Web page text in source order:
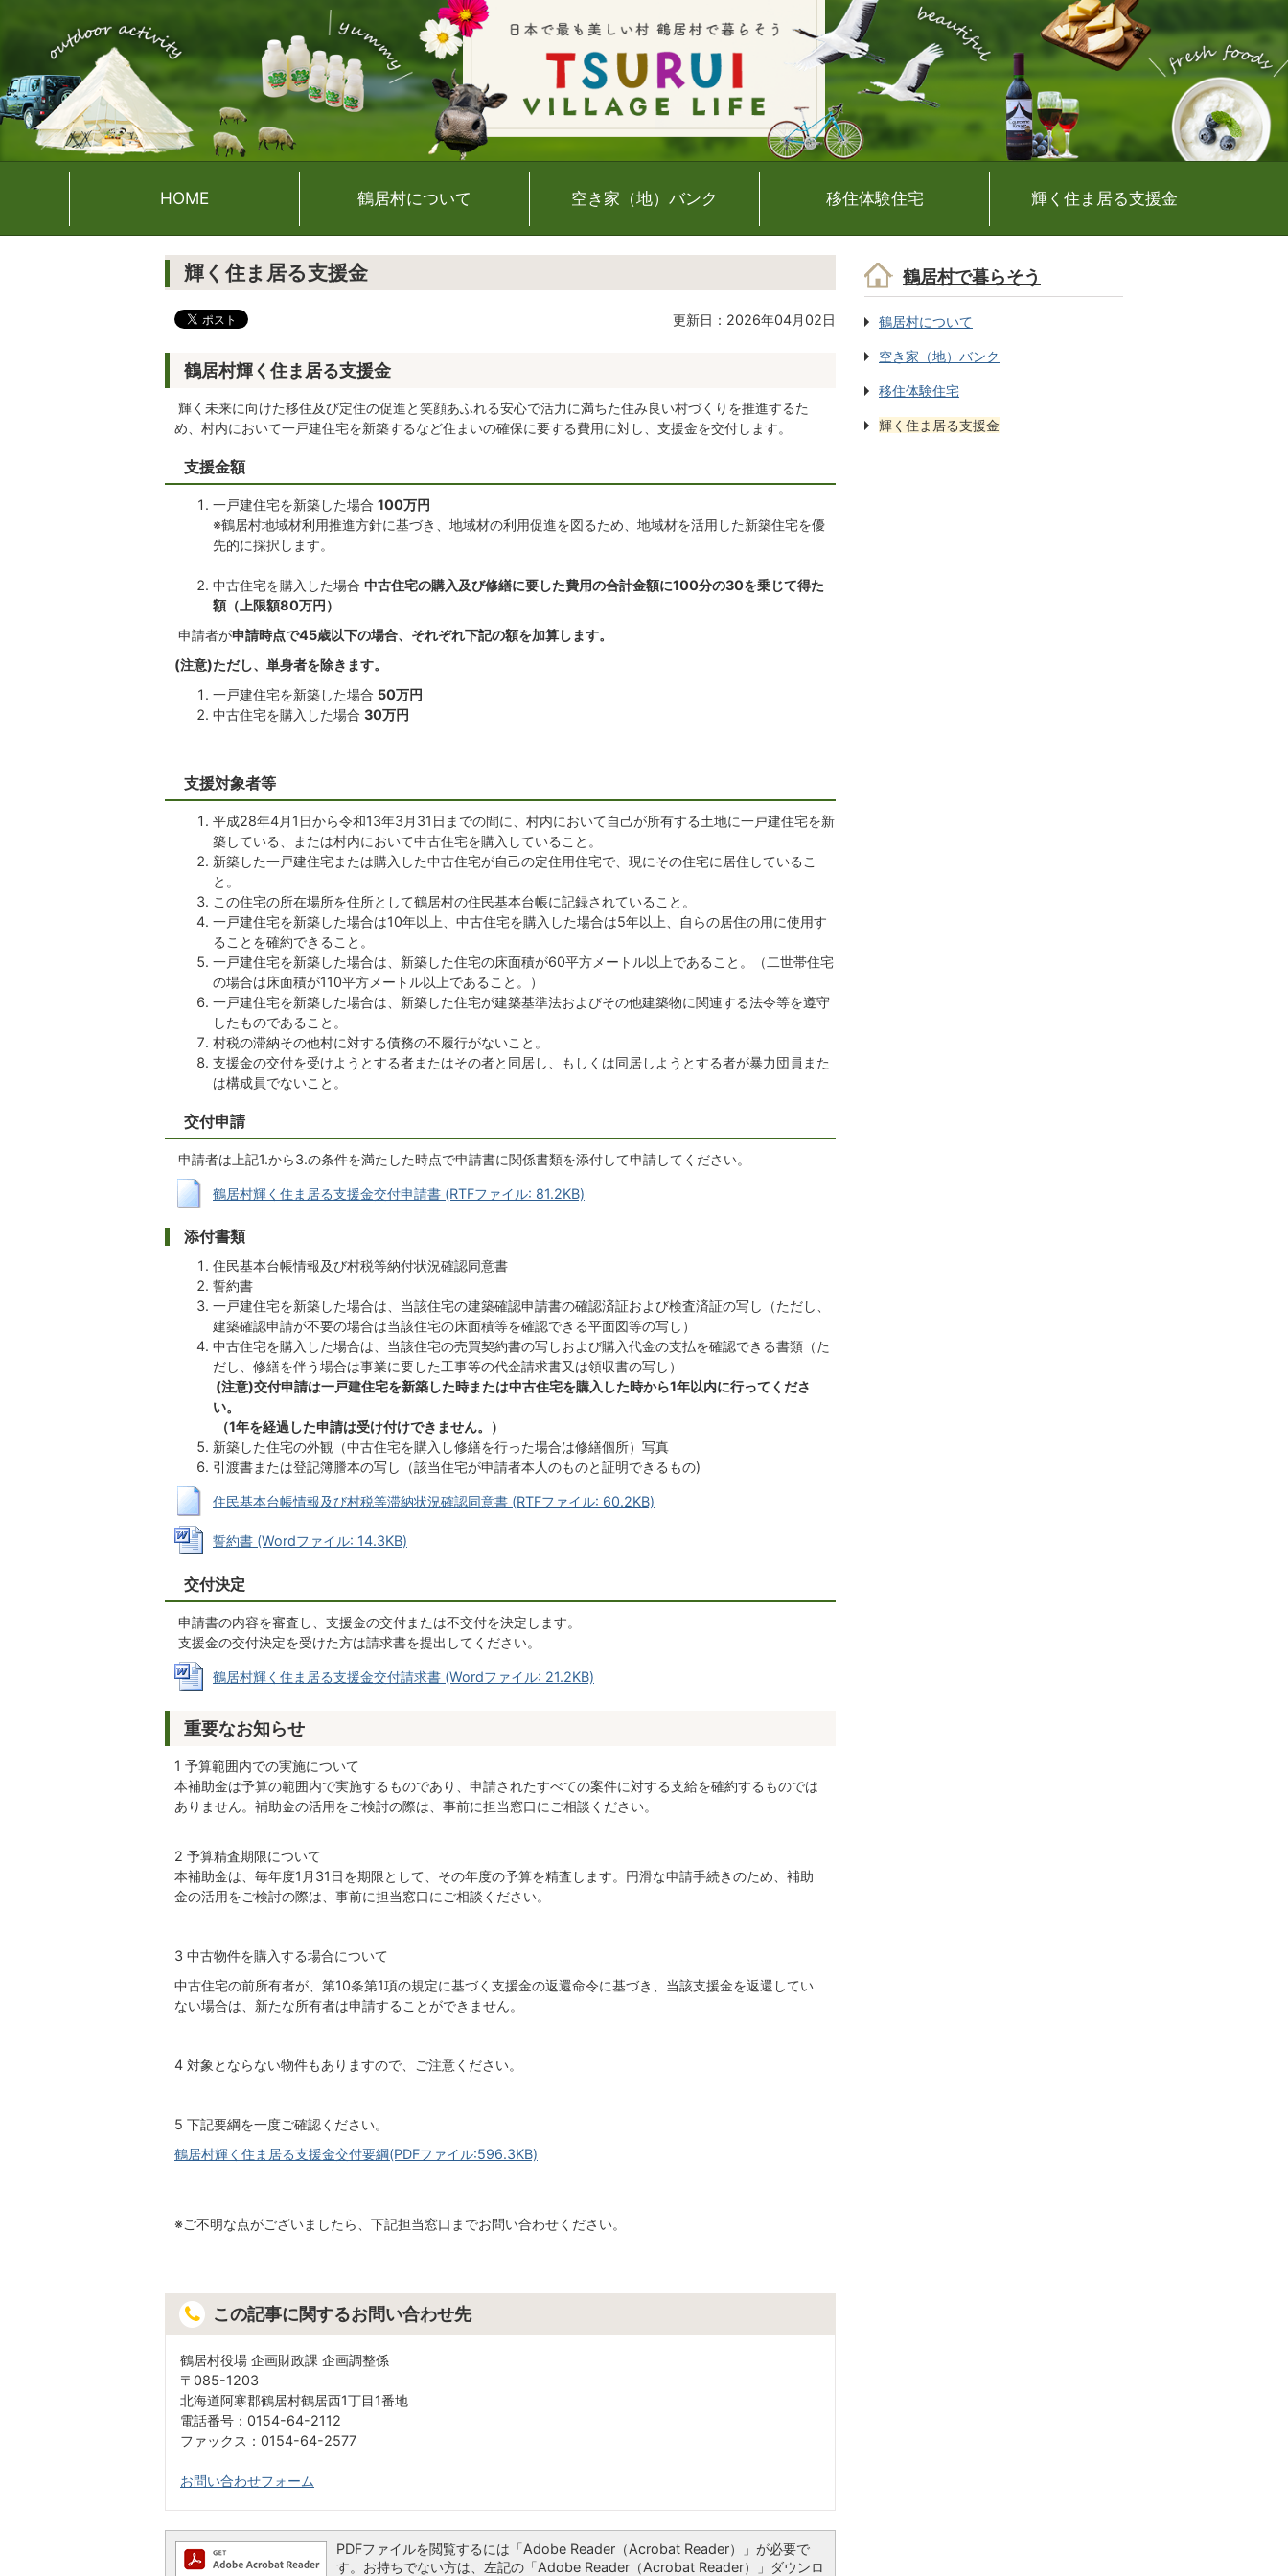
HOME 鶴居村について 空き家（地）バンク 移住体験住宅 輝く住ま居る支援金
輝く住ま居る支援金
更新日：2026年04月02日
鶴居村輝く住ま居る支援金
輝く未来に向けた移住及び定住の促進と笑顔あふれる安心で活力に満ちた住み良い村づくりを推進するた
め、村内において一戸建住宅を新築するなど住まいの確保に要する費用に対し、支援金を交付します。
支援金額
一戸建住宅を新築した場合 100万円
※鶴居村地域材利用推進方針に基づき、地域材の利用促進を図るため、地域材を活用した新築住宅を優
先的に採択します。
中古住宅を購入した場合 中古住宅の購入及び修繕に要した費用の合計金額に100分の30を乗じて得た
額（上限額80万円）
申請者が申請時点で45歳以下の場合、それぞれ下記の額を加算します。
(注意)ただし、単身者を除きます。
一戸建住宅を新築した場合 50万円
中古住宅を購入した場合 30万円
支援対象者等
平成28年4月1日から令和13年3月31日までの間に、村内において自己が所有する土地に一戸建住宅を新
築している、または村内において中古住宅を購入していること。
新築した一戸建住宅または購入した中古住宅が自己の定住用住宅で、現にその住宅に居住しているこ
と。
この住宅の所在場所を住所として鶴居村の住民基本台帳に記録されていること。
一戸建住宅を新築した場合は10年以上、中古住宅を購入した場合は5年以上、自らの居住の用に使用す
ることを確約できること。
一戸建住宅を新築した場合は、新築した住宅の床面積が60平方メートル以上であること。（二世帯住宅
の場合は床面積が110平方メートル以上であること。）
一戸建住宅を新築した場合は、新築した住宅が建築基準法およびその他建築物に関連する法令等を遵守
したものであること。
村税の滞納その他村に対する債務の不履行がないこと。
支援金の交付を受けようとする者またはその者と同居し、もしくは同居しようとする者が暴力団員また
は構成員でないこと。
交付申請
申請者は上記1.から3.の条件を満たした時点で申請書に関係書類を添付して申請してください。
鶴居村輝く住ま居る支援金交付申請書 (RTFファイル: 81.2KB)
添付書類
住民基本台帳情報及び村税等納付状況確認同意書
誓約書
一戸建住宅を新築した場合は、当該住宅の建築確認申請書の確認済証および検査済証の写し（ただし、
建築確認申請が不要の場合は当該住宅の床面積等を確認できる平面図等の写し）
中古住宅を購入した場合は、当該住宅の売買契約書の写しおよび購入代金の支払を確認できる書類（た
だし、修繕を伴う場合は事業に要した工事等の代金請求書又は領収書の写し）
(注意)交付申請は一戸建住宅を新築した時または中古住宅を購入した時から1年以内に行ってくださ
い。
（1年を経過した申請は受け付けできません。）
新築した住宅の外観（中古住宅を購入し修繕を行った場合は修繕個所）写真
引渡書または登記簿謄本の写し（該当住宅が申請者本人のものと証明できるもの)
住民基本台帳情報及び村税等滞納状況確認同意書 (RTFファイル: 60.2KB)
誓約書 (Wordファイル: 14.3KB)
交付決定
申請書の内容を審査し、支援金の交付または不交付を決定します。
支援金の交付決定を受けた方は請求書を提出してください。
鶴居村輝く住ま居る支援金交付請求書 (Wordファイル: 21.2KB)
重要なお知らせ
1 予算範囲内での実施について
本補助金は予算の範囲内で実施するものであり、申請されたすべての案件に対する支給を確約するものでは
ありません。補助金の活用をご検討の際は、事前に担当窓口にご相談ください。
2 予算精査期限について
本補助金は、毎年度1月31日を期限として、その年度の予算を精査します。円滑な申請手続きのため、補助
金の活用をご検討の際は、事前に担当窓口にご相談ください。
3 中古物件を購入する場合について
中古住宅の前所有者が、第10条第1項の規定に基づく支援金の返還命令に基づき、当該支援金を返還してい
ない場合は、新たな所有者は申請することができません。
4 対象とならない物件もありますので、ご注意ください。
5 下記要綱を一度ご確認ください。
鶴居村輝く住ま居る支援金交付要綱(PDFファイル:596.3KB)
※ご不明な点がございましたら、下記担当窓口までお問い合わせください。
この記事に関するお問い合わせ先
鶴居村役場 企画財政課 企画調整係
〒085-1203
北海道阿寒郡鶴居村鶴居西1丁目1番地
電話番号：0154-64-2112
ファックス：0154-64-2577
お問い合わせフォーム
PDFファイルを閲覧するには「Adobe Reader（Acrobat Reader）」が必要で
す。お持ちでない方は、左記の「Adobe Reader（Acrobat Reader）」ダウンロ
鶴居村で暮らそう
鶴居村について
空き家（地）バンク
移住体験住宅
輝く住ま居る支援金